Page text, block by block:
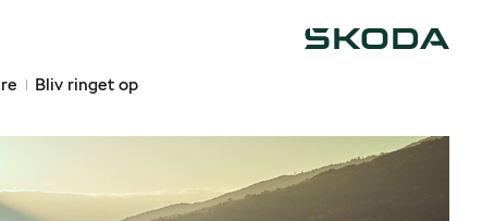
Bliv ringet op